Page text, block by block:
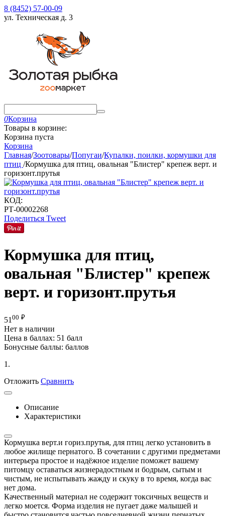
8 (8452) 57-00-09
ул. Техническая д. 3
0Корзина
Товары в корзине:
Корзина пуста
Корзина
Главная/Зоотовары/Попугаи/Купалки, поилки, кормушки для
птиц /Кормушка для птиц, овальная "Блистер" крепеж верт. и
горизонт.прутья
КОД:
РТ-00002268
Поделиться Tweet
Кормушка для птиц,
овальная "Блистер" крепеж
верт. и горизонт.прутья
51 00 ₽
Нет в наличии
Цена в баллах: 51 балл
Бонусные баллы: баллов
1.
Отложить Сравнить
Описание
Характеристики
Кормушка верт.и гориз.прутья, для птиц легко установить в
любое жилище пернатого. В сочетании с другими предметами
интерьера простое и надёжное изделие поможет вашему
питомцу оставаться жизнерадостным и бодрым, сытым и
чистым, не испытывать жажду и скуку в то время, когда вас
нет дома.
Качественный материал не содержит токсичных веществ и
легко моется. Форма изделия не пугает даже малышей и